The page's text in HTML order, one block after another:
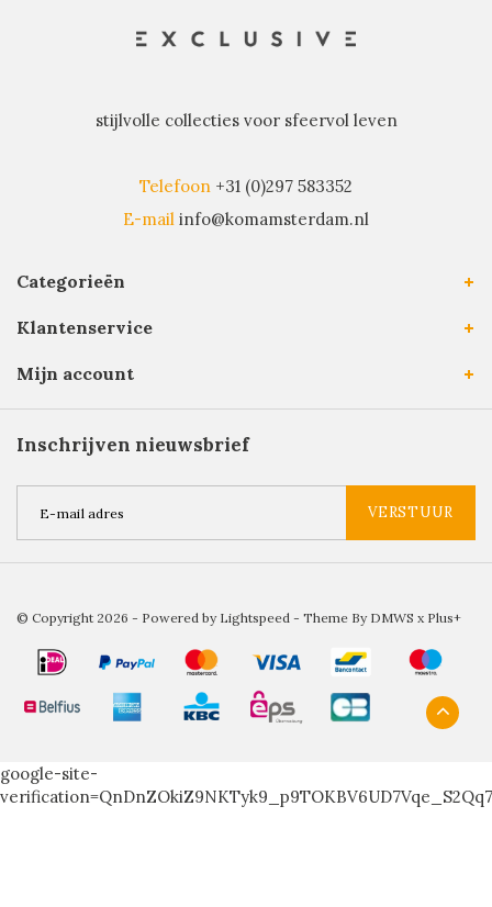
stijlvolle collecties voor sfeervol leven
Telefoon +31 (0)297 583352
E-mail info@komamsterdam.nl
Categorieën
Klantenservice
Mijn account
Inschrijven nieuwsbrief
VERSTUUR
© Copyright 2026 - Powered by Lightspeed - Theme By DMWS x Plus+
google-site-